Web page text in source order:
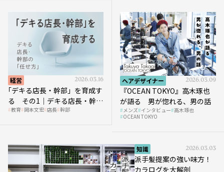
経営 2026.03.16
｢デキる店長・幹部」を育成す
る その1｜デキる店長・幹部
の「任せ方」
教育 岡本文宏 店長 幹部
ヘアデザイナー 2026.03.09
『OCEAN TOKYO』高木琢也
が語る 男が惚れる、男の話
メンズ インタビュー 高木琢也
OCEAN TOKYO
知識 2026.03.03
派手髪提案の強い味方！
カラログを大解剖